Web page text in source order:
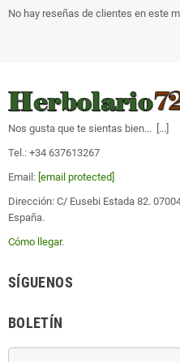
No hay reseñas de clientes en este
Nos gusta que te sientas bien... [ ...
Tel.: +34 637613267
Email: [email protected]
Dirección: C/ Eusebi Estada 82.
España.
Cómo llegar.
SÍGUENOS
BOLETÍN